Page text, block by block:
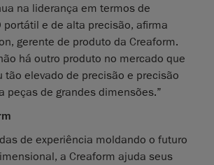
na liderança em termos de
e de alta precisão, afirma
gerente de produto da Creaform.
há outro produto no mercado que
tão elevado de precisão e precisão
peças de grandes dimensões.”
de experiência moldando o futuro
a Creaform ajuda seus